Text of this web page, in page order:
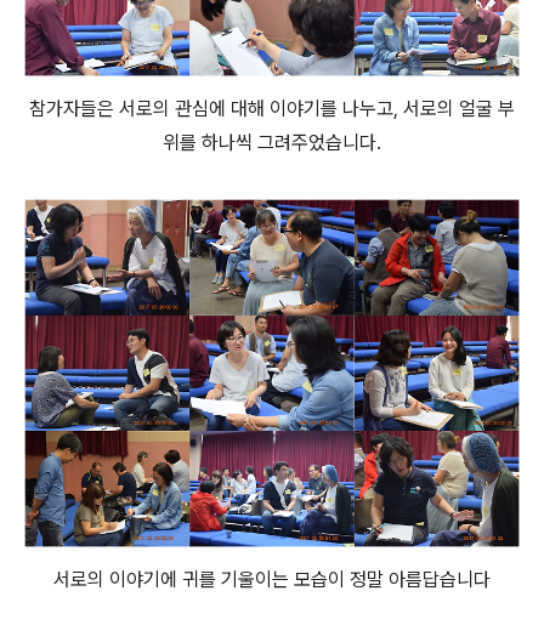
참가자들은 서로의 관심에 대해 이야기를 나누고, 서로의 얼굴 부
위를 하나씩 그려주었습니다.
서로의 이야기에 귀를 기울이는 모습이 정말 아름답습니다